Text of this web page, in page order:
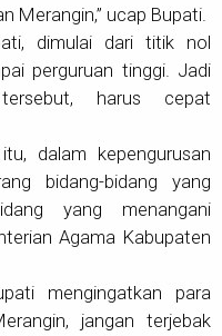
Merangin,” ucap Bupati.
dimulai dari titik nol
perguruan tinggi. Jadi
harus cepat
dalam kepengurusan
bidang-bidang yang
yang menangani
Agama Kabupaten
mengingatkan para
jangan terjebak